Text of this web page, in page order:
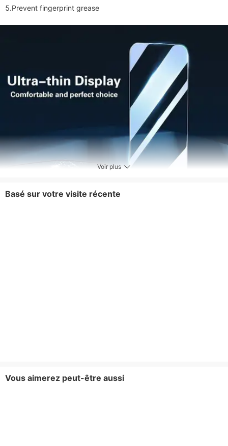
5.Prevent fingerprint grease
Voir plus
Basé sur votre visite récente
Vous aimerez peut-être aussi